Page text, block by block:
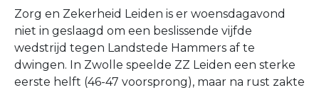
Zorg en Zekerheid Leiden is er woensdagavond
niet in geslaagd om een beslissende vijfde
wedstrijd tegen Landstede Hammers af te
dwingen. In Zwolle speelde ZZ Leiden een sterke
eerste helft (46-47 voorsprong), maar na rust zakte